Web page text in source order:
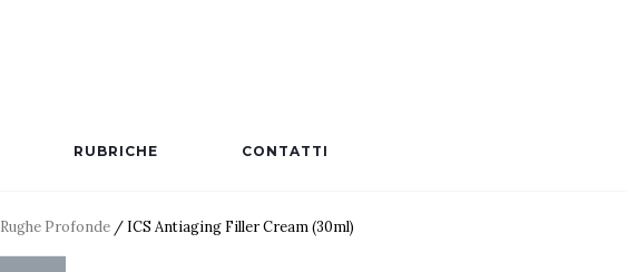
RUBRICHE CONTATTI
Rughe Profonde / ICS Antiaging Filler Cream (30ml)